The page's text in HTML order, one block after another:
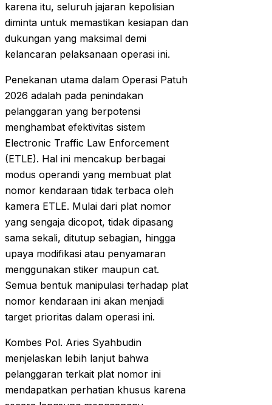
karena itu, seluruh jajaran kepolisian
diminta untuk memastikan kesiapan dan
dukungan yang maksimal demi
kelancaran pelaksanaan operasi ini.
Penekanan utama dalam Operasi Patuh
2026 adalah pada penindakan
pelanggaran yang berpotensi
menghambat efektivitas sistem
Electronic Traffic Law Enforcement
(ETLE). Hal ini mencakup berbagai
modus operandi yang membuat plat
nomor kendaraan tidak terbaca oleh
kamera ETLE. Mulai dari plat nomor
yang sengaja dicopot, tidak dipasang
sama sekali, ditutup sebagian, hingga
upaya modifikasi atau penyamaran
menggunakan stiker maupun cat.
Semua bentuk manipulasi terhadap plat
nomor kendaraan ini akan menjadi
target prioritas dalam operasi ini.
Kombes Pol. Aries Syahbudin
menjelaskan lebih lanjut bahwa
pelanggaran terkait plat nomor ini
mendapatkan perhatian khusus karena